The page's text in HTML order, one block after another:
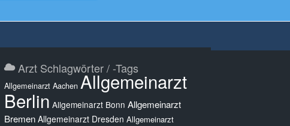
Arzt Schlagwörter / -Tags
Allgemeinarzt Aachen Allgemeinarzt
Berlin Allgemeinarzt Bonn Allgemeinarzt
Bremen Allgemeinarzt Dresden Allgemeinarzt